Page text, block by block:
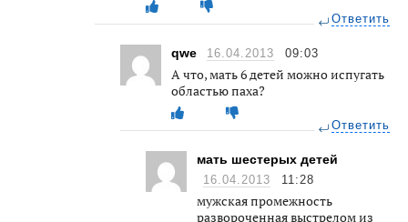
Ответить
qwe 16.04.2013 09:03
А что, мать 6 детей можно испугать
областью паха?
Ответить
мать шестерых детей
16.04.2013 11:28
мужская промежность
развороченная выстрелом из